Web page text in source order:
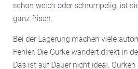
schon weich oder schrumpelig, ist
ganz frisch.
Bei der Lagerung machen viele
Fehler: Die Gurke wandert direkt in
Das ist auf Dauer nicht ideal,